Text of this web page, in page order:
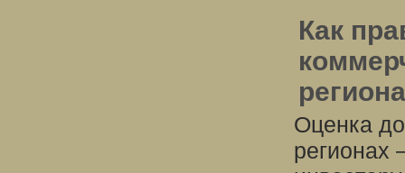
Как
Оценка
регионах